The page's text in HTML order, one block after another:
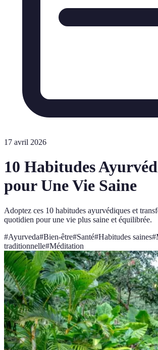
17 avril 2026
10 Habitudes
pour Une Vie Saine
Adoptez ces 10 habitudes ayurvédiques et
quotidien pour une vie plus saine et équilibrée.
#Ayurveda#Bien-être#Santé#Habitudes saines#
traditionnelle#Méditation